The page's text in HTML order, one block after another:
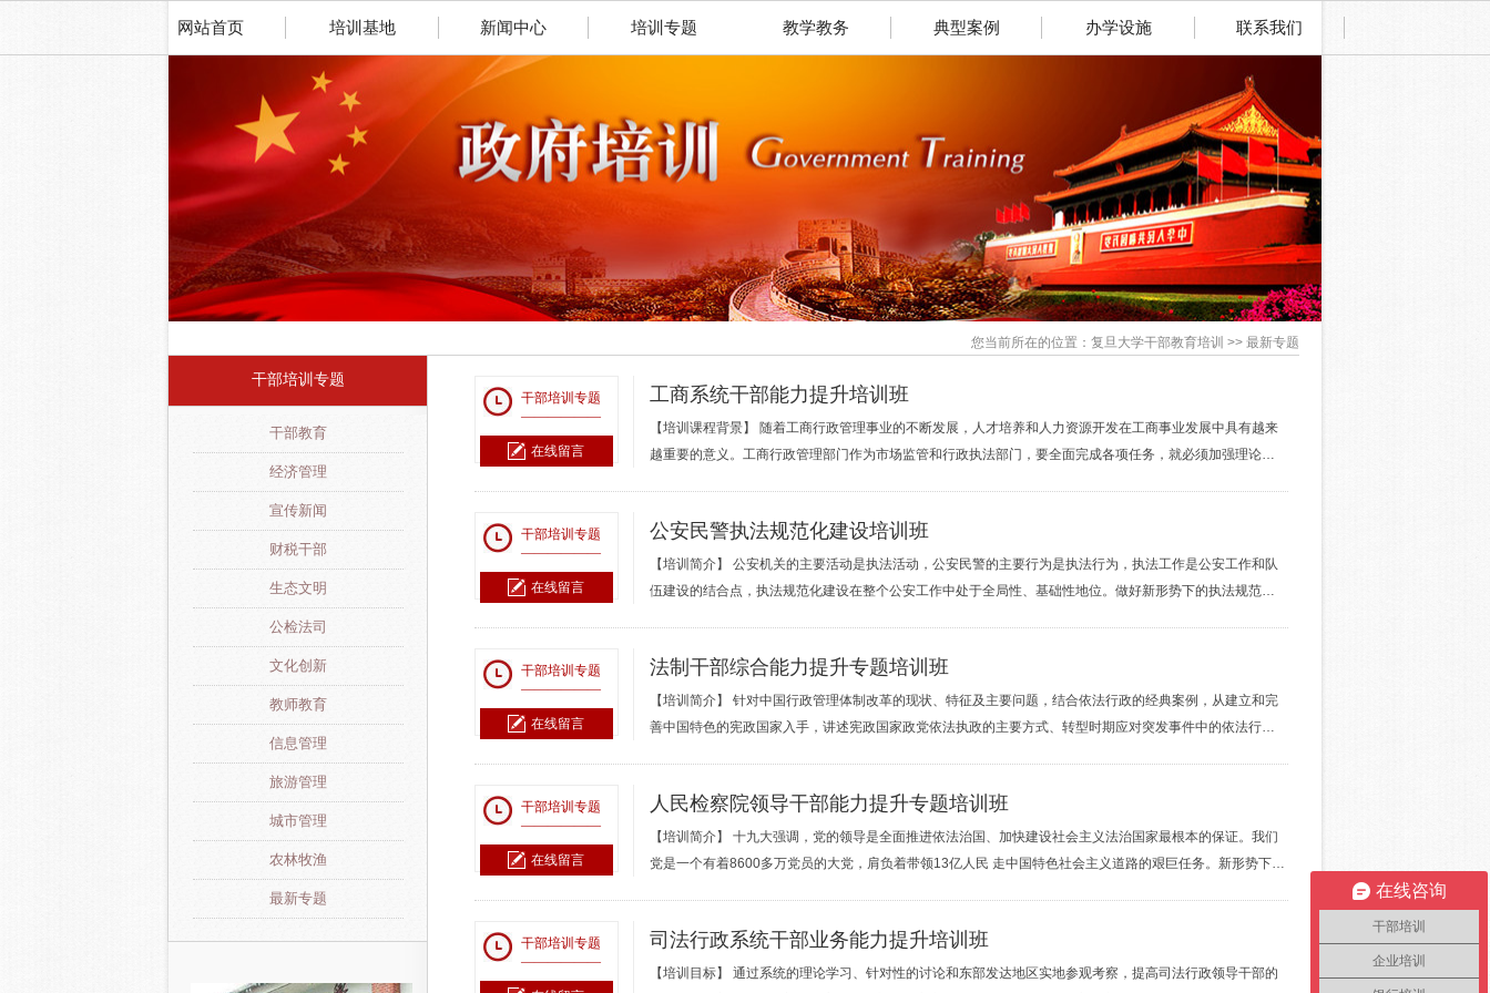
网站首页 培训基地 新闻中心 培训专题 教学教务 典型案例 办学设施 联系我们
您当前所在的位置：复旦大学干部教育培训 >> 最新专题
干部培训专题
干部教育
经济管理
宣传新闻
财税干部
生态文明
公检法司
文化创新
教师教育
信息管理
旅游管理
城市管理
农林牧渔
最新专题
干部培训专题
——————
在线留言
工商系统干部能力提升培训班
【培训课程背景】 随着工商行政管理事业的不断发展，人才培养和人力资源开发在工商事业发展中具有越来
越重要的意义。工商行政管理部门作为市场监管和行政执法部门，要全面完成各项任务，就必须加强理论…
干部培训专题
——————
在线留言
公安民警执法规范化建设培训班
【培训简介】 公安机关的主要活动是执法活动，公安民警的主要行为是执法行为，执法工作是公安工作和队
伍建设的结合点，执法规范化建设在整个公安工作中处于全局性、基础性地位。做好新形势下的执法规范…
干部培训专题
——————
在线留言
法制干部综合能力提升专题培训班
【培训简介】 针对中国行政管理体制改革的现状、特征及主要问题，结合依法行政的经典案例，从建立和完
善中国特色的宪政国家入手，讲述宪政国家政党依法执政的主要方式、转型时期应对突发事件中的依法行…
干部培训专题
——————
在线留言
人民检察院领导干部能力提升专题培训班
【培训简介】 十九大强调，党的领导是全面推进依法治国、加快建设社会主义法治国家最根本的保证。我们
党是一个有着8600多万党员的大党，肩负着带领13亿人民 走中国特色社会主义道路的艰巨任务。新形势下…
干部培训专题
——————
司法行政系统干部业务能力提升培训班
【培训目标】 通过系统的理论学习、针对性的讨论和东部发达地区实地参观考察，提高司法行政领导干部的
在线咨询
干部培训
企业培训